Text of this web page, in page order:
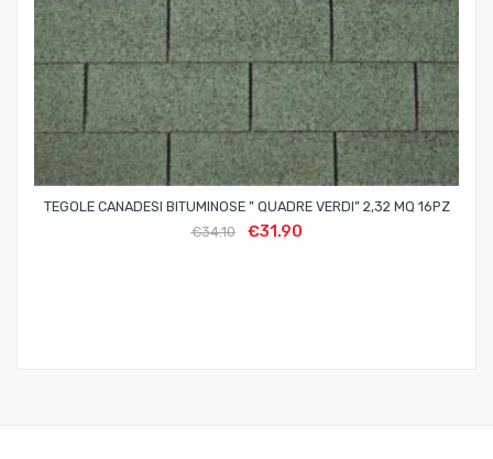
TEGOLE CANADESI BITUMINOSE ” QUADRE VERDI” 2,32 MQ 16PZ
€34.10 €31.90